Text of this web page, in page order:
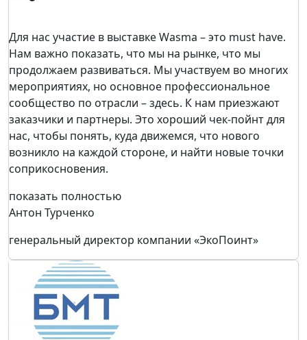
Для нас участие в выставке Wasma – это must have.
Нам важно показать, что мы на рынке, что мы
продолжаем развиваться. Мы участвуем во многих
мероприятиях, но основное профессиональное
сообщество по отрасли – здесь. К нам приезжают
заказчики и партнеры. Это хороший чек-пойнт для
нас, чтобы понять, куда движемся, что нового
возникло на каждой стороне, и найти новые точки
соприкосновения.
показать полностью
Антон Турченко
генеральный директор компании «ЭкоПоинт»